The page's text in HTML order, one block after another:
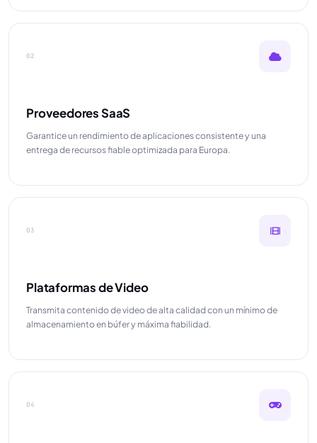
02
Proveedores SaaS
Garantice un rendimiento de aplicaciones consistente y una
entrega de recursos fiable optimizada para Europa.
03
Plataformas de Video
Transmita contenido de video de alta calidad con un mínimo de
almacenamiento en búfer y máxima fiabilidad.
04